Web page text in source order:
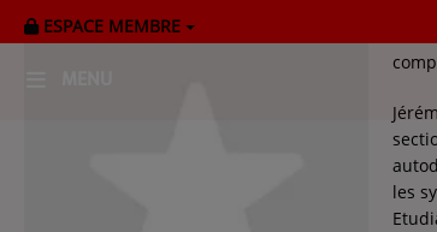
ESPACE MEMBRE
les